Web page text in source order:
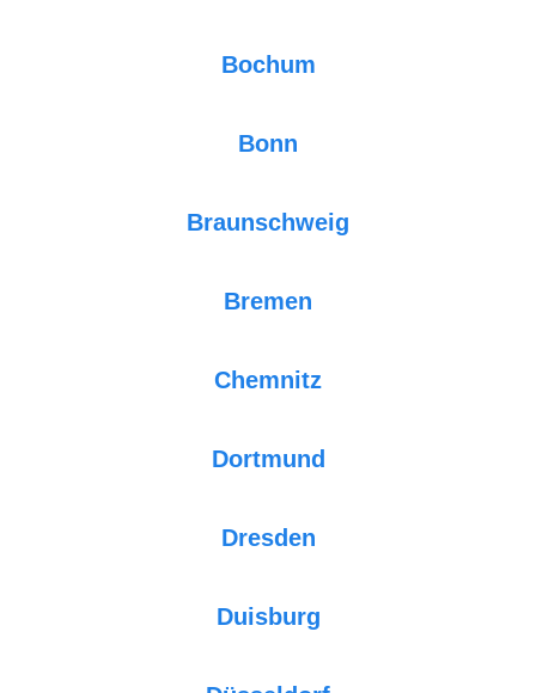
Bochum
Bonn
Braunschweig
Bremen
Chemnitz
Dortmund
Dresden
Duisburg